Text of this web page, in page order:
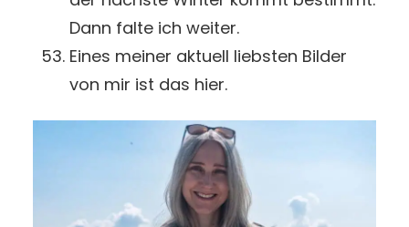
Dann falte ich weiter.
Eines meiner aktuell liebsten Bilder
von mir ist das hier.